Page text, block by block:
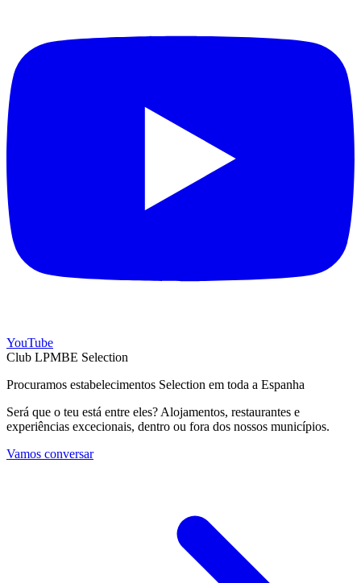
YouTube
Club LPMBE Selection
Procuramos estabelecimentos Selection em toda a Espanha
Será que o teu está entre eles? Alojamentos, restaurantes e
experiências excecionais, dentro ou fora dos nossos municípios.
Vamos conversar